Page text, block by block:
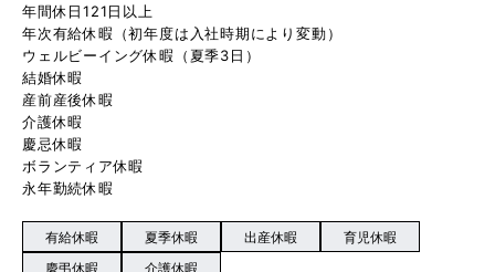
年間休日121日以上
年次有給休暇（初年度は入社時期により変動）
ウェルビーイング休暇（夏季3日）
結婚休暇
産前産後休暇
介護休暇
慶忌休暇
ボランティア休暇
永年勤続休暇
有給休暇 夏季休暇 出産休暇
育児休暇
慶弔休暇
介護休暇